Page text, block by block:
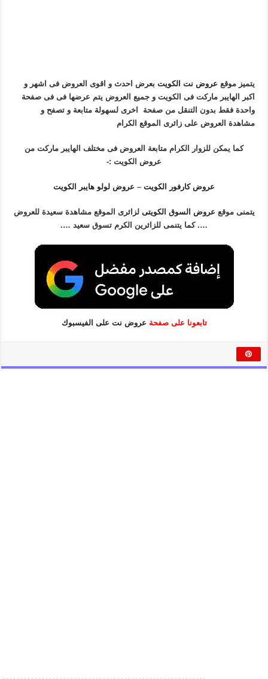
يتميز موقع عروض نت الكويتبعرض احدث و اقوى العروض فى اشهر و
اكبر الهايبر ماركت فى الكويت و جميع العروض يتم عرضها فى فى صفحة
واحدة فقط بدون التنقل من صفحة اخرى لسهولة متابعة و تصفح و
مشاهدة العروض على زائرى الموقع الكرام
كما يمكن للزوار الكرام متابعة العروض فى مختلف الهايبر ماركت من
عروض الكويت :-
عروض كارفور الكويت– عروض لولو هايبر الكويت
يتمنى موقع عروض السوق الكويتىلزائرى الموقع مشاهدة سعيدة للعروض
…. كما يتنمى للزائرين الكرم تسوق سعيد ….
تابعونا على صفحة عروض نت على الفيسبوك